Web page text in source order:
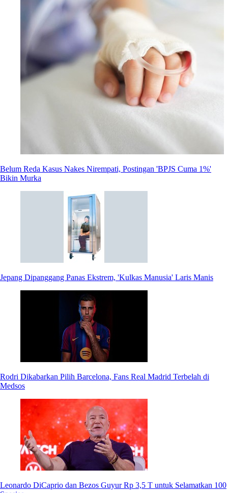
Belum Reda Kasus Nakes Nirempati, Postingan 'BPJS Cuma 1%'
Bikin Murka
Jepang Dipanggang Panas Ekstrem, 'Kulkas Manusia' Laris Manis
Rodri Dikabarkan Pilih Barcelona, Fans Real Madrid Terbelah di
Medsos
Leonardo DiCaprio dan Bezos Guyur Rp 3,5 T untuk Selamatkan 100